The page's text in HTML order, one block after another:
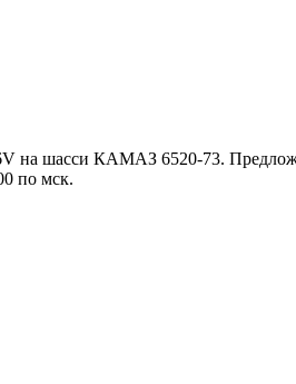
шасси КАМАЗ 6520-73.
по мск.